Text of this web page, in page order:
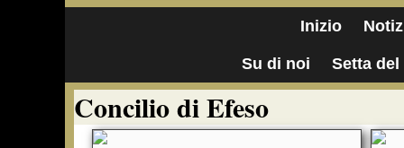
Inizio
Su di noi Setta del
Concilio di Efeso